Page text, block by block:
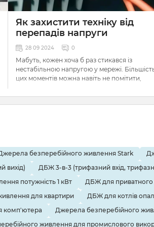
Як захистити техніку від
перепадів напруги
28 09 2024 0
Мабуть, кожен хоча б раз стикався із
нестабільною напругою у мережі. Більшість
цих моментів можна навіть не помітити,
вплив на роботу приладів навколо нас, але
бувають і такі, що призводять до проблем.
захисту, а на деяких моделях їх і зовсім
Як тоді захистити техніку від перепадів
напруги? В такій ситуації на допомогу
приходять стабілізатори напруги та реле.
безперебійного живлення Stark
вихід)
ДБЖ 3-в-3 (трифазний вхід,
потужність 1 кВт
ДБЖ для приватного
для квартири
ДБЖ для котлів
комп'ютера
Джерела безперебійного
живлення для промислового